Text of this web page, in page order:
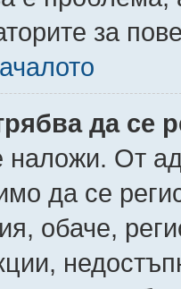
за
да се
От
да се
обаче,